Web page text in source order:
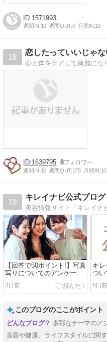
1571993
週間IN:10 週間OUT:0 月間IN:15
18
恋したっていいじゃな
1639795 8
週間IN:10 週間OUT:175 月間IN:10
19
キレイナビ公式ブログ
【回答で50ポイント!】写真
写りについてのアンケート
開始！
3日前
キ
つい
5日前
このブログのここがポイント
多彩なテーマのア
美容や健康、ライフスタイルに関